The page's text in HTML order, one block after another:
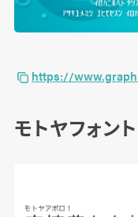
https://
モトヤフォント